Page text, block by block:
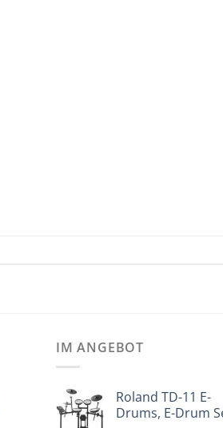
IM ANGEBOT
Roland TD-11 E-
Drums, E-Drum